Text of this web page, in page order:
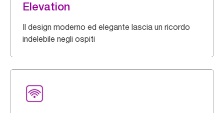
Elevation
Il design moderno ed elegante lascia un ricordo
indelebile negli ospiti